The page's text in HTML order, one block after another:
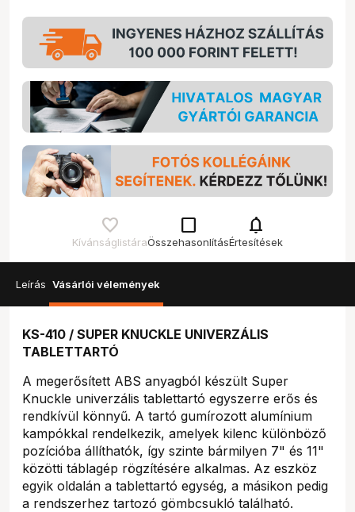
Kívánságlistára
check_box_outline_blank
Összehasonlítás
notifications
Értesítések
Leírás Vásárlói vélemények
KS-410 / SUPER KNUCKLE UNIVERZÁLIS
TABLETTARTÓ
A megerősített ABS anyagból készült Super
Knuckle univerzális tablettartó egyszerre erős és
rendkívül könnyű. A tartó gumírozott alumínium
kampókkal rendelkezik, amelyek kilenc különböző
pozícióba állíthatók, így szinte bármilyen 7" és 11"
közötti táblagép rögzítésére alkalmas. Az eszköz
egyik oldalán a tablettartó egység, a másikon pedig
a rendszerhez tartozó gömbcsukló található.